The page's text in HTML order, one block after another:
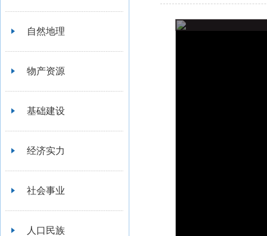
自然地理
物产资源
基础建设
经济实力
社会事业
人口民族